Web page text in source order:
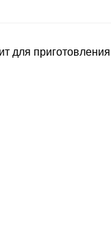
для